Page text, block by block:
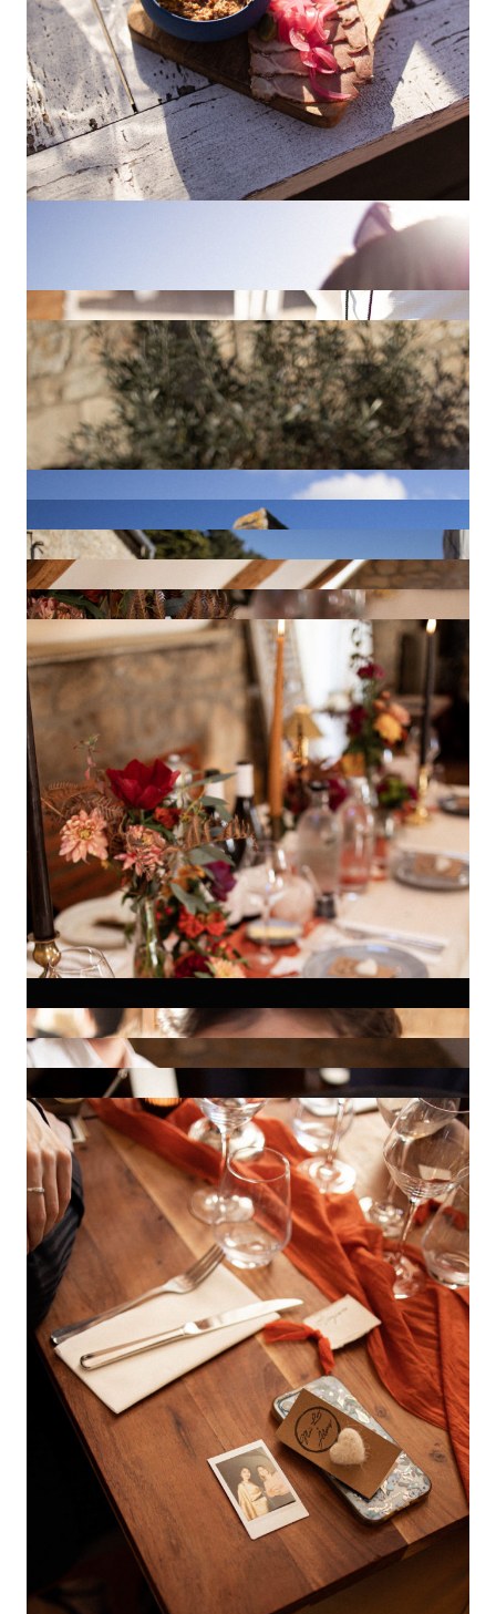
Lieu et traiteur : Les voiles| Robe Maï Lan :
Maje Paris
| Bouquet mariée et fleurs :Les
fleurs du temps Séné| Rubans bouquet :
Koupaïa
| Coeurs en laine : La moutonnerie
UN PROJET DE MARIAGE ? ON EN
PARLE ?
[photographe mariage bono, photographe
mariage vannes, photographe vannes,
photographe mariage morbihan, mariage
civil morbihan, mariage automnal, mariage
novembre, mariage automne morbihan,